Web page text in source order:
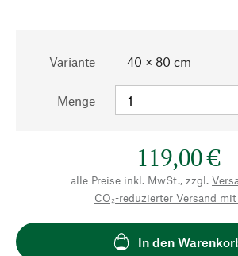
Variante 40 × 80 cm
Menge
119,00 €
alle Preise inkl. MwSt., zzgl.
CO₂-reduzierter Versand mit
In den